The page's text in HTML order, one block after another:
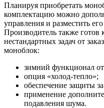
Планируя приобретать
комплектацию можно
управления и разместить
Производитель также
нестандартных задач от
моноблок:
зимний функционал
опция «холод-тепло»;
обеспечение защиты
применение
подавления шума.